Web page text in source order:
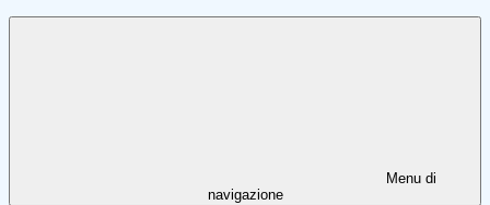
Menu di
navigazione